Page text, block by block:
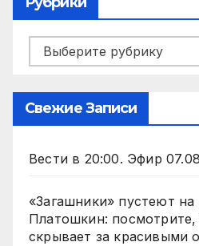
Рубрики
Свежие Записи
Вести в 20:00. Эфир
«Загашники» пустеют на
Платошкин: посмотрите,
скрывает за красивыми